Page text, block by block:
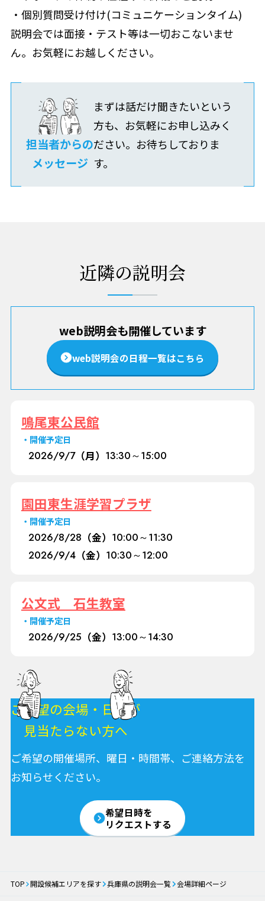
・個別質問受け付け(コミュニケーションタイム)
説明会では面接・テスト等は一切おこないませ
ん。お気軽にお越しください。
担当者からの
メッセージ
まずは話だけ聞きたいという
方も、お気軽にお申し込みく
ださい。お待ちしておりま
す。
近隣の説明会
web説明会も開催しています
web説明会の日程一覧はこちら
鳴尾東公民館
開催予定日
2026/9/7（月） 13:30～15:00
園田東生涯学習プラザ
開催予定日
2026/8/28 （金） 10:00～11:30
2026/9/4（金） 10:30～12:00
公文式 石生教室
開催予定日
2026/9/25 （金） 13:00～14:30
ご希望の会場・日程が
見当たらない方へ
ご希望の開催場所、曜日・時間帯、ご連絡方法を
お知らせください。
希望日時を
リクエストする
TOP 開設候補エリアを探す 兵庫県の説明会一覧 会場詳細ページ